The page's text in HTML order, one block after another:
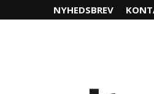
NYHEDSBREV